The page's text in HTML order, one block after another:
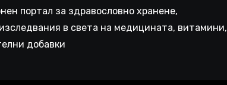
портал за здравословно хранене,
в света на медицината, витамини,
добавки